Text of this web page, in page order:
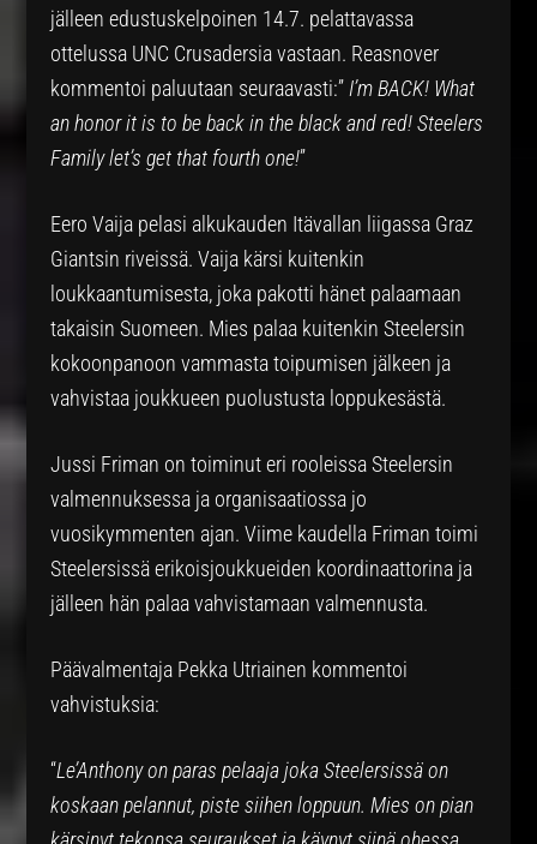
jälleen edustuskelpoinen 14.7. pelattavassa
ottelussa UNC Crusadersia vastaan. Reasnover
kommentoi paluutaan seuraavasti:” I’m BACK! What
an honor it is to be back in the black and red! Steelers
Family let’s get that fourth one!”
Eero Vaija pelasi alkukauden Itävallan liigassa Graz
Giantsin riveissä. Vaija kärsi kuitenkin
loukkaantumisesta, joka pakotti hänet palaamaan
takaisin Suomeen. Mies palaa kuitenkin Steelersin
kokoonpanoon vammasta toipumisen jälkeen ja
vahvistaa joukkueen puolustusta loppukesästä.
Jussi Friman on toiminut eri rooleissa Steelersin
valmennuksessa ja organisaatiossa jo
vuosikymmenten ajan. Viime kaudella Friman toimi
Steelersissä erikoisjoukkueiden koordinaattorina ja
jälleen hän palaa vahvistamaan valmennusta.
Päävalmentaja Pekka Utriainen kommentoi
vahvistuksia:
“Le’Anthony on paras pelaaja joka Steelersissä on
koskaan pelannut, piste siihen loppuun. Mies on pian